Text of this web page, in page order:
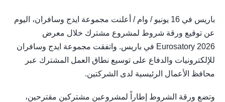
باريس في 16 يونيو / وام / أعلنت مجموعة ايدج وسافران، اليوم
عن توقيع ورقة شروط لمشروع مشترك خلال معرض
Eurosatory 2026 في باريس. واتفقت مجموعة ايدج وسافران
للإلكترونيات والدفاع على توسيع نطاق العمل المشترك عبر
محافظ الأعمال الرئيسية لدى الشركتين.
وتضع ورقة الشروط إطاراً لمشروعين مشتركين مقترحين،